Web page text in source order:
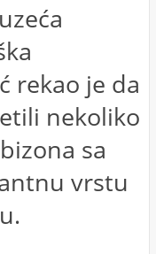
rekao je da
nekoliko
sa
vrstu